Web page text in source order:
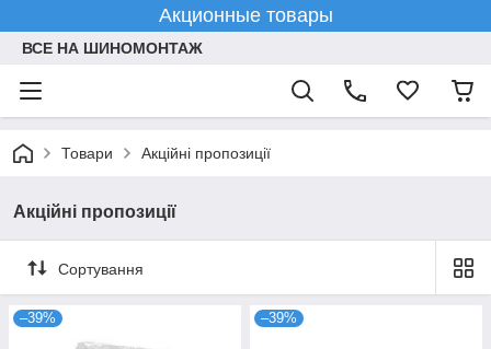
Акционные товары
ВСЕ НА ШИНОМОНТАЖ
Товари Акційні пропозиції
Акційні пропозиції
Сортування
–39% –39%